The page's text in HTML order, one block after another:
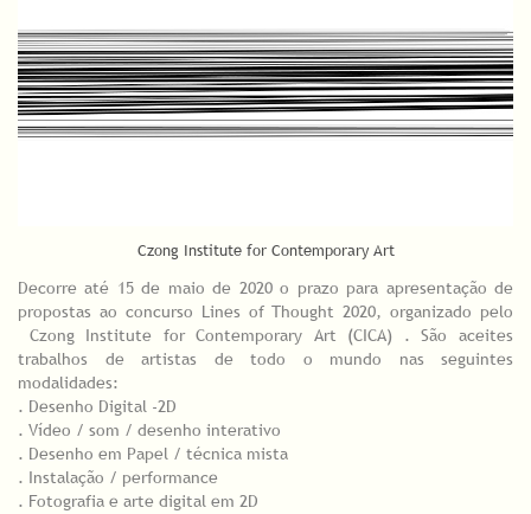
Czong Institute for Contemporary Art
Decorre até 15 de maio de 2020 o prazo para apresentação de
propostas ao concurso Lines of Thought 2020, organizado pelo
Czong Institute for Contemporary Art (CICA) . São aceites
trabalhos de artistas de todo o mundo nas seguintes
modalidades:
. Desenho Digital -2D
. Vídeo / som / desenho interativo
. Desenho em Papel / técnica mista
. Instalação / performance
. Fotografia e arte digital em 2D